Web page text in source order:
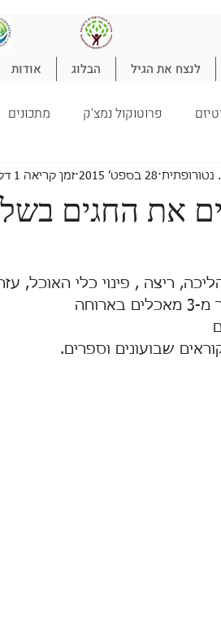
לנצח את הגיל הבלוג אודות
פרוטוקול נמצ'ק מתכונים
נטורופתיה ילדים ניקוי
את החגים
28 בספט׳ 2015 זמן קריאה 1 דקות